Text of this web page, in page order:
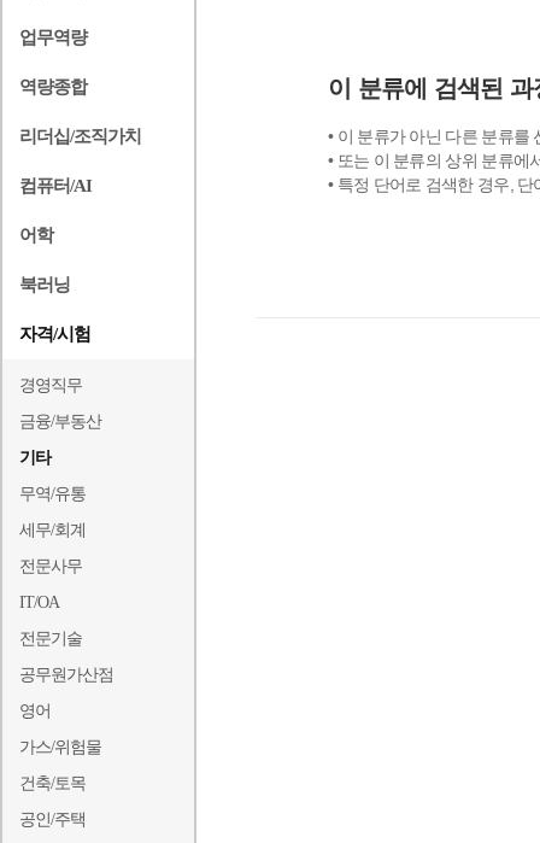
업무역량
역량종합
리더십/조직가치
컴퓨터/AI
어학
북러닝
자격/시험
경영직무
금융/부동산
기타
무역/유통
세무/회계
전문사무
IT/OA
전문기술
공무원가산점
영어
가스/위험물
건축/토목
공인/주택
이 분류에 검색된
• 이 분류가 아닌 다른 분류를
• 또는 이 분류의 상위 분류에
• 특정 단어로 검색한 경우,